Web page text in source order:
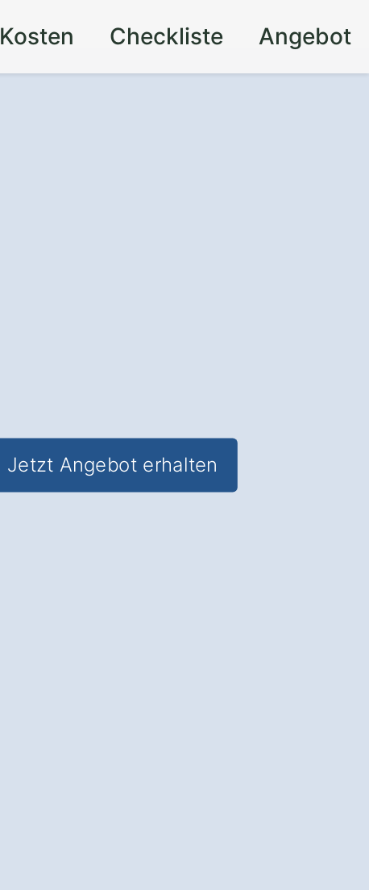
Kosten Checkliste Angebot
Jetzt Angebot erhalten